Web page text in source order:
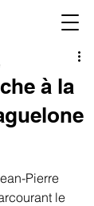
à la
Pierre
le